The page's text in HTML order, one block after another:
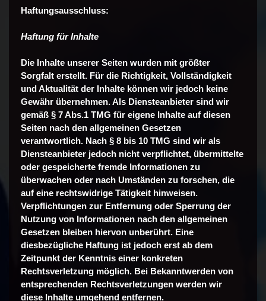
Haftungsausschluss:
Haftung für Inhalte
Die Inhalte unserer Seiten wurden mit größter
Sorgfalt erstellt. Für die Richtigkeit, Vollständigkeit
und Aktualität der Inhalte können wir jedoch keine
Gewähr übernehmen. Als Diensteanbieter sind wir
gemäß § 7 Abs.1 TMG für eigene Inhalte auf diesen
Seiten nach den allgemeinen Gesetzen
verantwortlich. Nach § 8 bis 10 TMG sind wir als
Diensteanbieter jedoch nicht verpflichtet, übermittelte
oder gespeicherte fremde Informationen zu
überwachen oder nach Umständen zu forschen, die
auf eine rechtswidrige Tätigkeit hinweisen.
Verpflichtungen zur Entfernung oder Sperrung der
Nutzung von Informationen nach den allgemeinen
Gesetzen bleiben hiervon unberührt. Eine
diesbezügliche Haftung ist jedoch erst ab dem
Zeitpunkt der Kenntnis einer konkreten
Rechtsverletzung möglich. Bei Bekanntwerden von
entsprechenden Rechtsverletzungen werden wir
diese Inhalte umgehend entfernen.